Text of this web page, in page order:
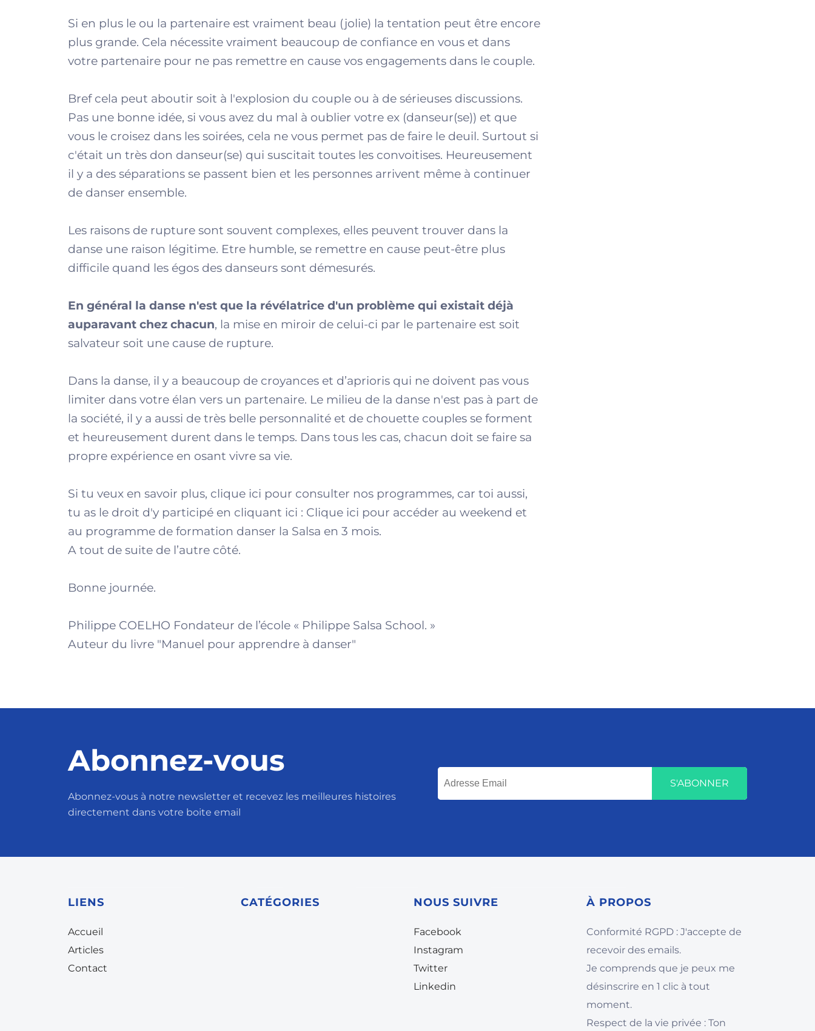
Si en plus le ou la partenaire est vraiment beau (jolie) la tentation peut être encore
plus grande. Cela nécessite vraiment beaucoup de confiance en vous et dans
votre partenaire pour ne pas remettre en cause vos engagements dans le couple.
Bref cela peut aboutir soit à l'explosion du couple ou à de sérieuses discussions.
Pas une bonne idée, si vous avez du mal à oublier votre ex (danseur(se)) et que
vous le croisez dans les soirées, cela ne vous permet pas de faire le deuil. Surtout si
c'était un très don danseur(se) qui suscitait toutes les convoitises. Heureusement
il y a des séparations se passent bien et les personnes arrivent même à continuer
de danser ensemble.
Les raisons de rupture sont souvent complexes, elles peuvent trouver dans la
danse une raison légitime. Etre humble, se remettre en cause peut-être plus
difficile quand les égos des danseurs sont démesurés.
En général la danse n'est que la révélatrice d'un problème qui existait déjà
auparavant chez chacun, la mise en miroir de celui-ci par le partenaire est soit
salvateur soit une cause de rupture.
Dans la danse, il y a beaucoup de croyances et d’aprioris qui ne doivent pas vous
limiter dans votre élan vers un partenaire. Le milieu de la danse n'est pas à part de
la société, il y a aussi de très belle personnalité et de chouette couples se forment
et heureusement durent dans le temps. Dans tous les cas, chacun doit se faire sa
propre expérience en osant vivre sa vie.
Si tu veux en savoir plus, clique ici pour consulter nos programmes, car toi aussi,
tu as le droit d'y participé en cliquant ici : Clique ici pour accéder au weekend et
au programme de formation danser la Salsa en 3 mois.
A tout de suite de l’autre côté.
Bonne journée.
Philippe COELHO Fondateur de l’école « Philippe Salsa School. »
Auteur du livre "Manuel pour apprendre à danser"
Abonnez-vous
Abonnez-vous à notre newsletter et recevez les meilleures histoires
directement dans votre boite email
S'ABONNER
LIENS
Accueil
Articles
Contact
CATÉGORIES NOUS SUIVRE
Facebook
Instagram
Twitter
Linkedin
À PROPOS
Conformité RGPD : J'accepte de
recevoir des emails.
Je comprends que je peux me
désinscrire en 1 clic à tout
moment.
Respect de la vie privée : Ton